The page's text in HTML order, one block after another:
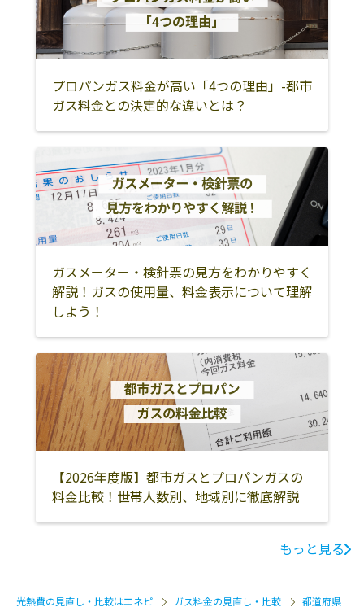
児玉郡美里町 児玉郡神川町
児玉郡上里町
大里郡寄居町
羽生市
行田市
加須市
幸手市
久喜市
蓮田市
春日部市
草加市
三郷市
八潮市
吉川市
南埼玉郡宮代町
北葛飾郡杉戸町
北葛飾郡松伏町
飯能市
日高市
狭山市
入間市
所沢市
富士見市
坂戸市
川越市
志木市
朝霞市
和光市
東松山市
入間郡三芳町
入間郡越生町
入間郡毛呂山町
比企郡吉見町
比企郡川島町
比企郡滑川町
比企郡嵐山町
比企郡小川町
比企郡ときがわ
比企郡鳩山町
秩父郡東秩父村
秩父市
秩父郡横瀬町
秩父郡皆野町
秩父郡長瀞町
白岡市
プロパンガス料金が高い「4つの理由」-都市
ガス料金との決定的な違いとは？
ガスメーター・検針票の見方をわかりやすく
解説！ガスの使用量、料金表示について理解
しよう！
【2026年度版】都市ガスとプロパンガスの
料金比較！世帯人数別、地域別に徹底解説
もっと見る
光熱費の見直し・比較はエネピ ガス料金の見直し・比較
都道府県